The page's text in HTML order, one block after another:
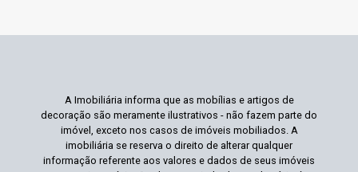
A Imobiliária informa que as mobílias e artigos de
decoração são meramente ilustrativos - não fazem parte do
imóvel, exceto nos casos de imóveis mobiliados. A
imobiliária se reserva o direito de alterar qualquer
informação referente aos valores e dados de seus imóveis